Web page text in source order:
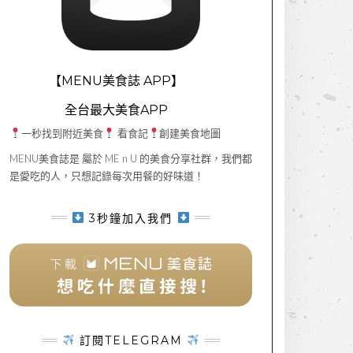
【MENU美食誌 APP】
全台最大美食APP
一秒找到附近美食 看食記
創建美食地圖
MENU美食誌是 屬於 ME n U 的美食分享社群，我們都
是愛吃的人，只想記錄每次用餐的好味道！
3秒鐘加入我們
訂閱TELEGRAM